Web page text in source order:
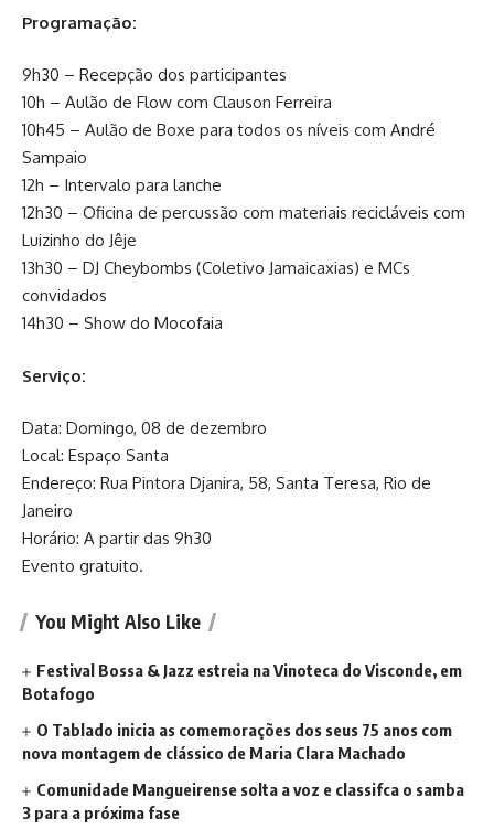
Programação:
9h30 – Recepção dos participantes
10h – Aulão de Flow com Clauson Ferreira
10h45 – Aulão de Boxe para todos os níveis com André
Sampaio
12h – Intervalo para lanche
12h30 – Oficina de percussão com materiais recicláveis com
Luizinho do Jêje
13h30 – DJ Cheybombs (Coletivo Jamaicaxias) e MCs
convidados
14h30 – Show do Mocofaia
Serviço:
Data: Domingo, 08 de dezembro
Local: Espaço Santa
Endereço: Rua Pintora Djanira, 58, Santa Teresa, Rio de
Janeiro
Horário: A partir das 9h30
Evento gratuito.
You Might Also Like
Festival Bossa & Jazz estreia na Vinoteca do Visconde, em
Botafogo
O Tablado inicia as comemorações dos seus 75 anos com
nova montagem de clássico de Maria Clara Machado
Comunidade Mangueirense solta a voz e classifca o samba
3 para a próxima fase